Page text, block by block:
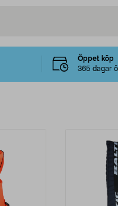
Öppet köp
365 dagar